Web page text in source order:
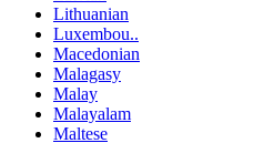
Lithuanian
Luxembou..
Macedonian
Malagasy
Malay
Malayalam
Maltese